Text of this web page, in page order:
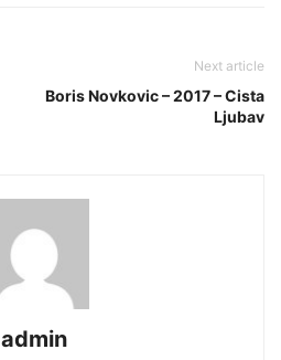
Next article
Boris Novkovic – 2017 – Cista
Ljubav
admin